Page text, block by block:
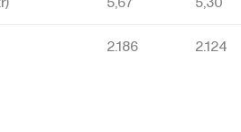
2.186 2.124